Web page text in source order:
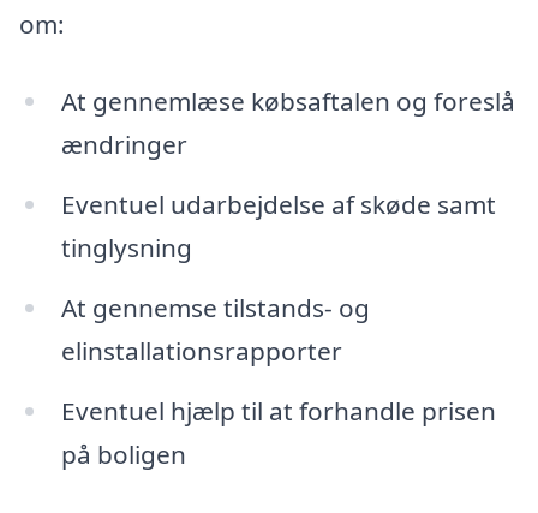
om:
At gennemlæse købsaftalen og foreslå
ændringer
Eventuel udarbejdelse af skøde samt
tinglysning
At gennemse tilstands- og
elinstallationsrapporter
Eventuel hjælp til at forhandle prisen
på boligen